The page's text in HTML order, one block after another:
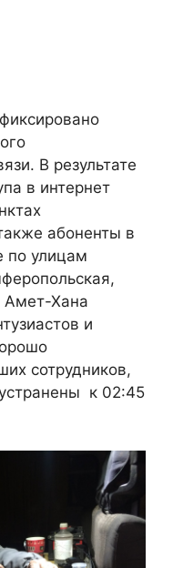
В результате
в интернет
абоненты в
по улицам
Амет-Хана
и
сотрудников,
к 02:45